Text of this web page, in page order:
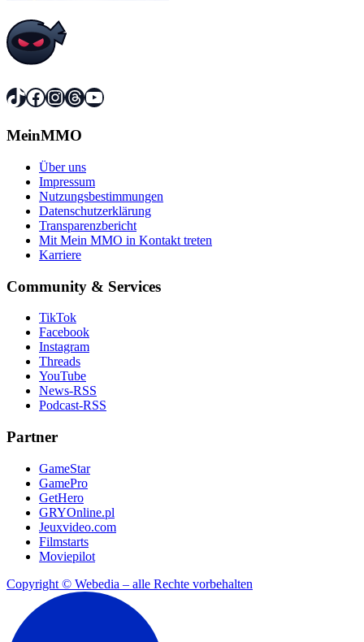
TikTok
Facebook
Instagram
Threads
YouTube
MeinMMO
Über uns
Impressum
Nutzungsbestimmungen
Datenschutzerklärung
Transparenzbericht
Mit Mein MMO in Kontakt treten
Karriere
Community & Services
TikTok
Facebook
Instagram
Threads
YouTube
News-RSS
Podcast-RSS
Partner
GameStar
GamePro
GetHero
GRYOnline.pl
Jeuxvideo.com
Filmstarts
Moviepilot
Copyright © Webedia – alle Rechte vorbehalten